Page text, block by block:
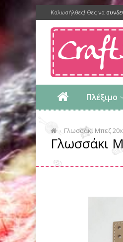
Καλωσήλθες! Θες να
Πλέξιμο
Γλωσσάκι Μπεζ
Γλωσσάκι